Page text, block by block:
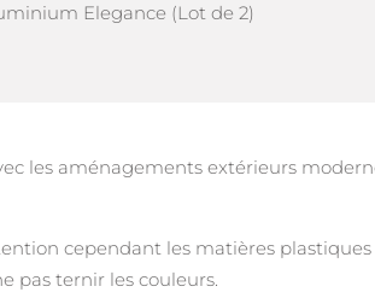
Elegance (Lot de 2)
les aménagements extérieurs
cependant les matières plastiques
pas ternir les couleurs.